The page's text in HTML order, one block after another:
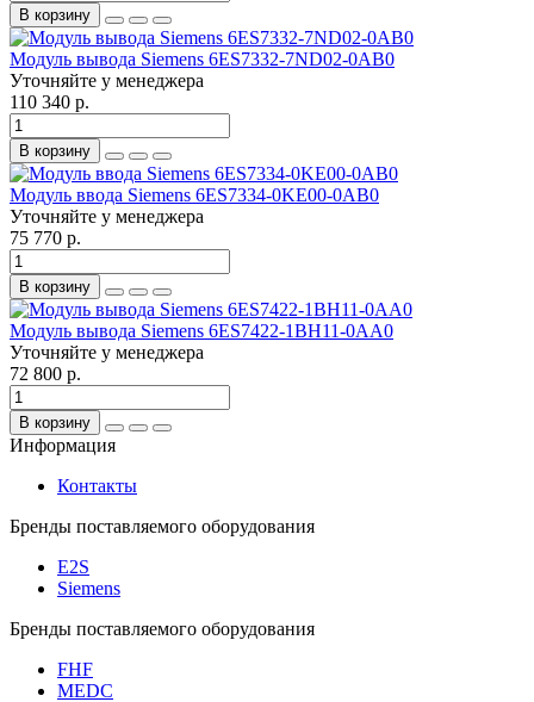
В корзину
Модуль вывода Siemens 6ES7332-7ND02-0AB0
Уточняйте у менеджера
110 340 р.
В корзину
Модуль ввода Siemens 6ES7334-0KE00-0AB0
Уточняйте у менеджера
75 770 р.
В корзину
Модуль вывода Siemens 6ES7422-1BH11-0AA0
Уточняйте у менеджера
72 800 р.
В корзину
Информация
Контакты
Бренды поставляемого оборудования
E2S
Siemens
Бренды поставляемого оборудования
FHF
MEDC